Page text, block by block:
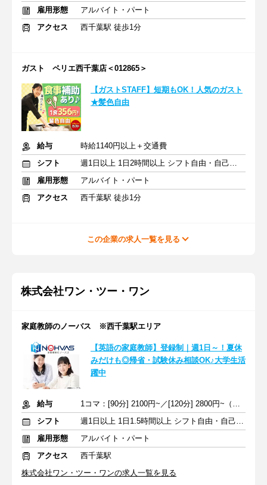
雇用形態
アルバイト・パート
アクセス
西千葉駅 徒歩1分
ガスト ペリエ西千葉店＜012865＞
【ガストSTAFF】短期もOK！人気のガスト
★髪色自由
給与
時給1140円以上＋交通費
シフト
週1日以上 1日2時間以上 シフト自由・自己申告
雇用形態
アルバイト・パート
アクセス
西千葉駅 徒歩1分
この企業の求人一覧を見る
株式会社ワン・ツー・ワン
家庭教師のノーバス ※西千葉駅エリア
【英語の家庭教師】登録制｜週1日～！夏休
みだけも◎帰省・試験休み相談OK♪大学生活
躍中
給与
1コマ：[90分] 2100円~／[120分] 2800円~（時給1400円~）+交通費
シフト
週1日以上 1日1.5時間以上 シフト自由・自己申告
雇用形態
アルバイト・パート
アクセス
西千葉駅
株式会社ワン・ツー・ワンの求人一覧を見る